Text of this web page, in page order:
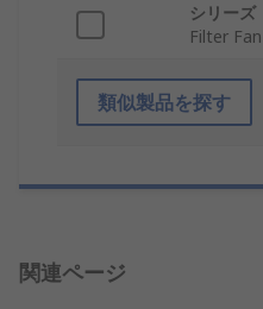
シリーズ
Filter
類似製品を探す
関連ページ